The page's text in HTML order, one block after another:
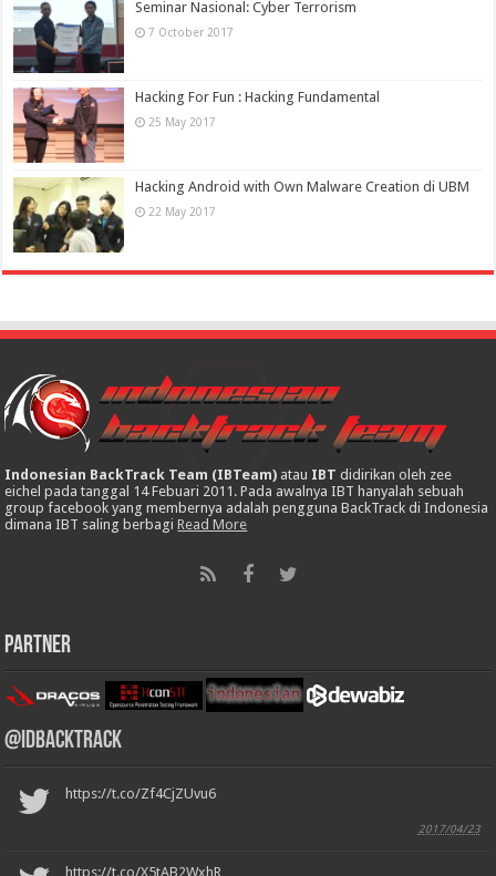
Seminar Nasional: Cyber Terrorism
7 October 2017
Hacking For Fun : Hacking Fundamental
25 May 2017
Hacking Android with Own Malware Creation di UBM
22 May 2017
Indonesian BackTrack Team (IBTeam) atau IBT didirikan oleh zee
eichel pada tanggal 14 Febuari 2011. Pada awalnya IBT hanyalah sebuah
group facebook yang membernya adalah pengguna BackTrack di Indonesia
dimana IBT saling berbagiRead More
Partner
@IDBackTrack
https://t.co/Zf4CjZUvu6
2017/04/23
https://t.co/X5tAB2WxhR